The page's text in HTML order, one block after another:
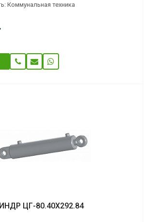
Коммунальная техника
ЦГ-80.40Х292.84